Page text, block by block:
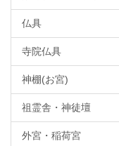
仏具
寺院仏具
神棚(お宮)
祖霊舎・神徒壇
外宮・稲荷宮